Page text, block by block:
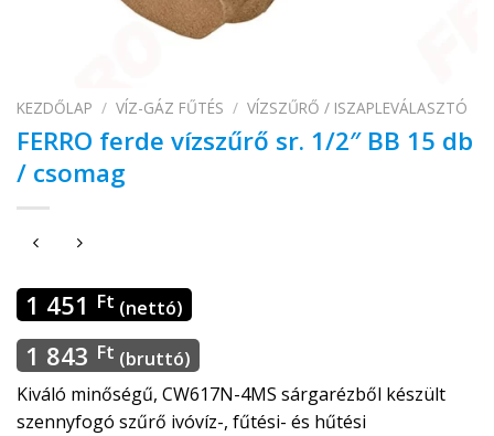
KEZDŐLAP / VÍZ-GÁZ FŰTÉS / VÍZSZŰRŐ / ISZAPLEVÁLASZTÓ
FERRO ferde vízszűrő sr. 1/2″ BB 15 db
/ csomag
1 451 Ft (nettó)
1 843 Ft (bruttó)
Kiváló minőségű, CW617N-4MS sárgarézből készült
szennyfogó szűrő ivóvíz-, fűtési- és hűtési